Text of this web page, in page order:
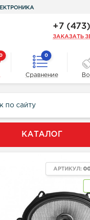
+7
ЗАКАЗАТЬ
0
Сравнение
КАТАЛОГ
АРТИКУЛ: